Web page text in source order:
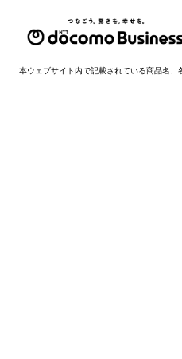
本ウェブサイト内で記載されている商品名、